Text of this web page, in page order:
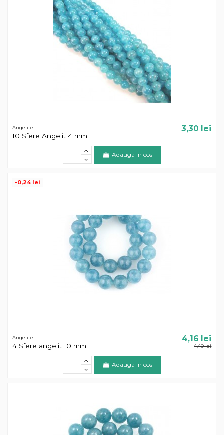
Angelite
10 Sfere Angelit 4 mm
3,30 lei
Adauga in cos
-0,24 lei
Angelite
4 Sfere angelit 10 mm
4,16 lei
4,40 lei
Adauga in cos